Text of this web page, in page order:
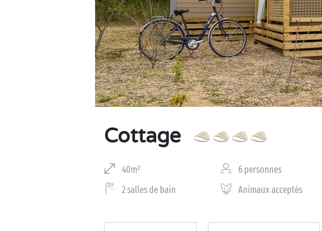
Cottage
40m² 6 personnes
2 salles de bain
Animaux acceptés
Business Village by Sandaya